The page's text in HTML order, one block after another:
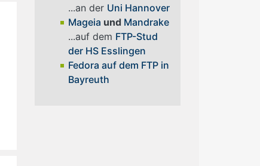
...an der Uni Hannover
Mageia und Mandrake
...auf dem FTP-Stud
der HS Esslingen
Fedora auf dem FTP in
Bayreuth